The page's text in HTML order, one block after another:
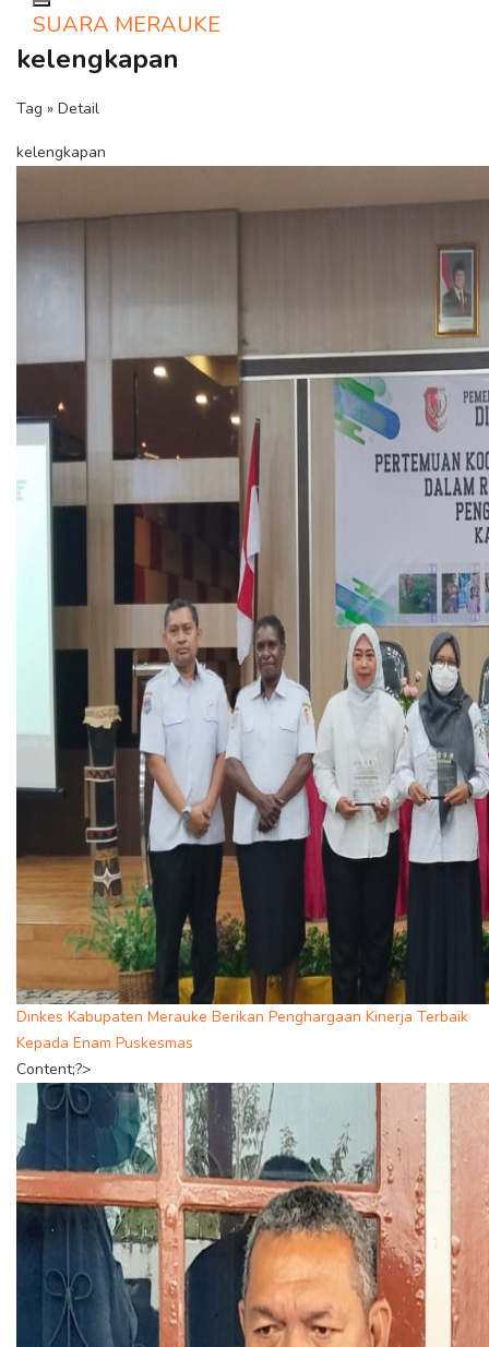
Toggle navigation
SUARA MERAUKE
kelengkapan
Tag » Detail
kelengkapan
Dinkes Kabupaten Merauke Berikan Penghargaan Kinerja Terbaik
Kepada Enam Puskesmas
Content;?>